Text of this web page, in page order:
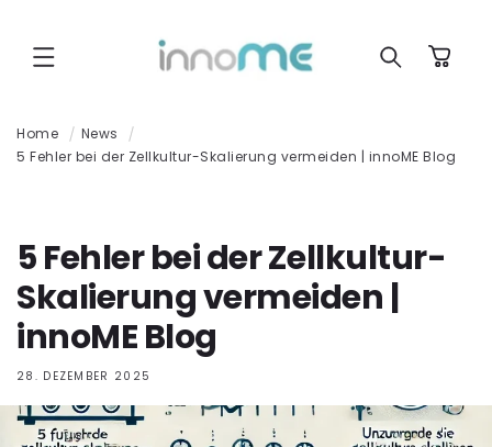
Warenkorb
Home
News
5 Fehler bei der Zellkultur-Skalierung vermeiden | innoME Blog
5 Fehler bei der Zellkultur-
Skalierung vermeiden |
innoME Blog
28. DEZEMBER 2025